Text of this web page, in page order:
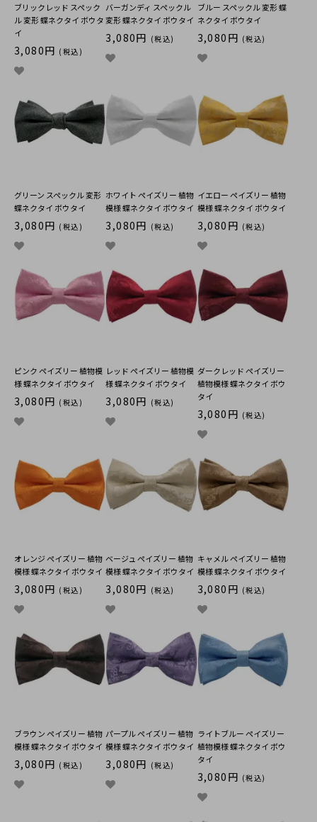
ブリックレッド スペック
ル 変形 蝶ネクタイ ボウタ
イ
3,080円 (税込)
バーガンディ スペックル
変形 蝶ネクタイ ボウタイ
3,080円 (税込)
ブルー スペックル 変形 蝶
ネクタイ ボウタイ
3,080円 (税込)
グリーン スペックル 変形
蝶ネクタイ ボウタイ
3,080円 (税込)
ホワイト ペイズリー 植物
模様 蝶ネクタイ ボウタイ
3,080円 (税込)
イエロー ペイズリー 植物
模様 蝶ネクタイ ボウタイ
3,080円 (税込)
ピンク ペイズリー 植物模
様 蝶ネクタイ ボウタイ
3,080円 (税込)
レッド ペイズリー 植物模
様 蝶ネクタイ ボウタイ
3,080円 (税込)
ダークレッド ペイズリー
植物模様 蝶ネクタイ ボウ
タイ
3,080円 (税込)
オレンジ ペイズリー 植物
模様 蝶ネクタイ ボウタイ
3,080円 (税込)
ベージュ ペイズリー 植物
模様 蝶ネクタイ ボウタイ
3,080円 (税込)
キャメル ペイズリー 植物
模様 蝶ネクタイ ボウタイ
3,080円 (税込)
ブラウン ペイズリー 植物
模様 蝶ネクタイ ボウタイ
3,080円 (税込)
パープル ペイズリー 植物
模様 蝶ネクタイ ボウタイ
3,080円 (税込)
ライトブルー ペイズリー
植物模様 蝶ネクタイ ボウ
タイ
3,080円 (税込)